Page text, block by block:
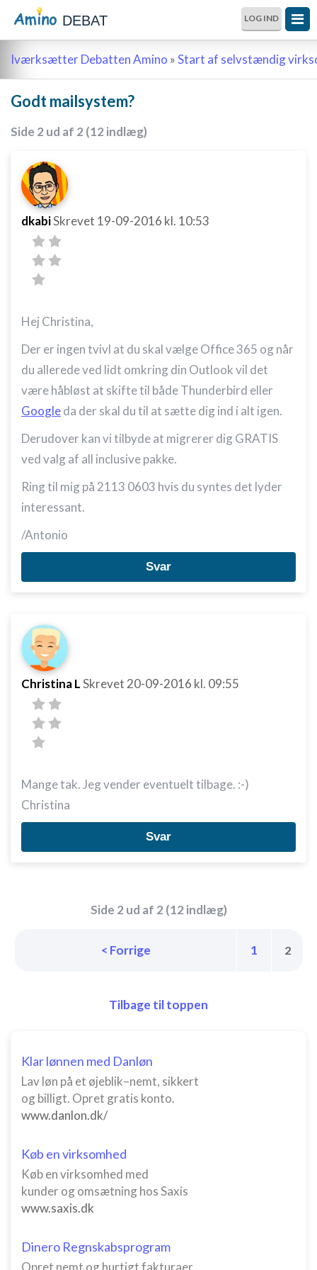
DEBAT LOG IND
Iværksætter Debatten Amino »Start af selvstændig
Godt mailsystem?
Side 2 ud af 2 (12 indlæg)
dkabiSkrevet 19-09-2016 kl. 10:53
Hej Christina,
Der er ingen tvivl at du skal vælge Office 365 og når
du allerede ved lidt omkring din Outlook vil det
være håbløst at skifte til både Thunderbird eller
Googleda der skal du til at sætte dig ind i alt igen.
Derudover kan vi tilbyde at migrerer dig GRATIS
ved valg af all inclusive pakke.
Ring til mig på 2113 0603 hvis du syntes det lyder
interessant.
/Antonio
Svar
Christina LSkrevet 20-09-2016 kl. 09:55
Mange tak. Jeg vender eventuelt tilbage. :-)
Christina
Svar
Side 2 ud af 2 (12 indlæg)
< Forrige 1 2
Tilbage til toppen
Klar lønnen med Danløn
Lav løn på et øjeblik–nemt, sikkert
og billigt. Opret gratis konto.
www.danlon.dk/
Køb en virksomhed
Køb en virksomhed med
kunder og omsætning hos Saxis
www.saxis.dk
Dinero Regnskabsprogram
Opret nemt og hurtigt fakturaer